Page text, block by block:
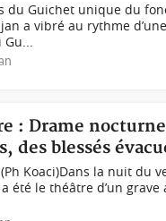
du Guichet unique du
a vibré au rythme
Gu...
: Drame
des blessés
Koaci)Dans la nuit du
été le théâtre d’un